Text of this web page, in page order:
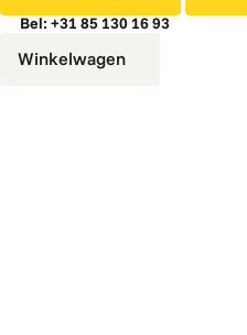
Bel: +31 85 130 16 93
Winkelwagen